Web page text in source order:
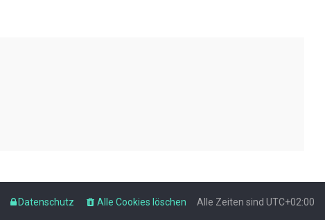
Alle Zeiten sind UTC+02:00
Alle Cookies löschen
Datenschutz